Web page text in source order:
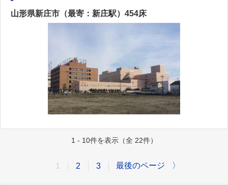
山形県新庄市（最寄：新庄駅）454床
1 - 10件を表示（全 22件）
2 3 最後のページ 〉